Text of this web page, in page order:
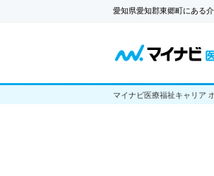
愛知県愛知郡東郷町にある
マイナビ医療福祉キャリア